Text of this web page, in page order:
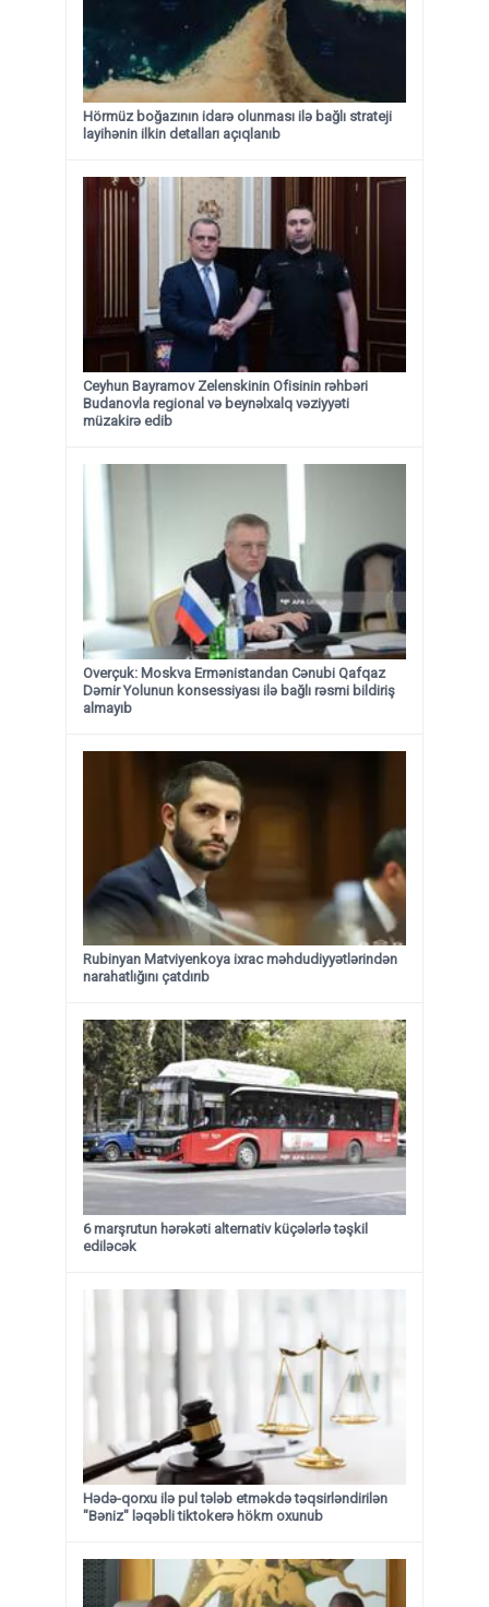
Hörmüz boğazının idarə olunması ilə bağlı strateji
layihənin ilkin detalları açıqlanıb
Ceyhun Bayramov Zelenskinin Ofisinin rəhbəri
Budanovla regional və beynəlxalq vəziyyəti
müzakirə edib
Overçuk: Moskva Ermənistandan Cənubi Qafqaz
Dəmir Yolunun konsessiyası ilə bağlı rəsmi bildiriş
almayıb
Rubinyan Matviyenkoya ixrac məhdudiyyətlərindən
narahatlığını çatdırıb
6 marşrutun hərəkəti alternativ küçələrlə təşkil
ediləcək
Hədə-qorxu ilə pul tələb etməkdə təqsirləndirilən
"Bəniz" ləqəbli tiktokerə hökm oxunub